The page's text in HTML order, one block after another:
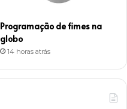
Programação de fimes na
globo
14 horas atrás